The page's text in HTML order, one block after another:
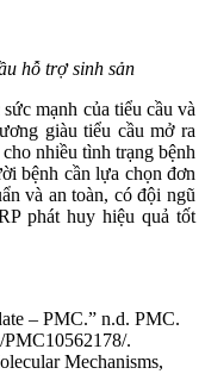
hỗ trợ sinh sản
mạnh của tiểu cầu và
giàu tiểu cầu mở ra
nhiều tình trạng bệnh
bệnh cần lựa chọn đơn
và an toàn, có đội ngũ
phát huy hiệu quả tốt
– PMC.” n.d. PMC.
.
Mechanisms,